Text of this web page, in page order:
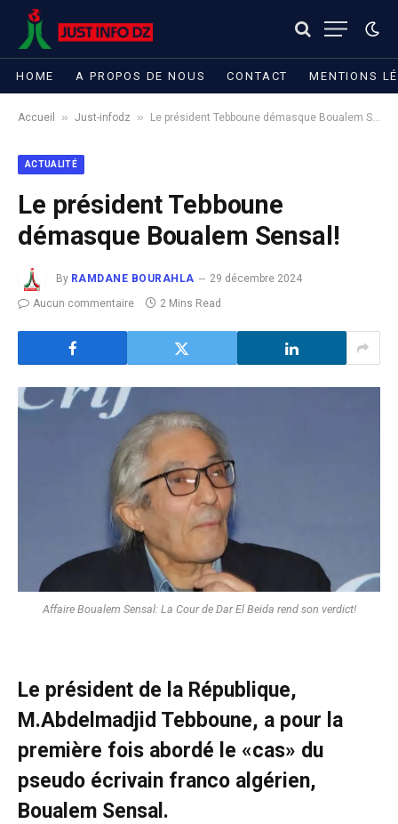
HOME A PROPOS DE NOUS CONTACT MENTIONS
Accueil » Just-infodz » Le président Tebboune démasque Boualem Sensal!
ACTUALITÉ
Le président Tebboune
démasque Boualem Sensal!
By RAMDANE BOURAHLA
29 décembre 2024
Aucun commentaire
2 Mins Read
Affaire Boualem Sensal: La Cour de Dar El Beida rend son verdict!
Le président de la République,
M.Abdelmadjid Tebboune, a pour la
première fois abordé le «cas» du
pseudo écrivain franco algérien,
Boualem Sensal.